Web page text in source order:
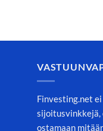
Finvesting.net ei
ostamaan